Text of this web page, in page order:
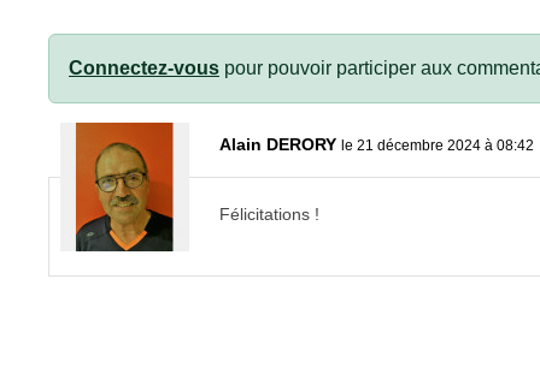
Connectez-vous pour pouvoir participer aux
Alain DERORY le 21 décembre 2024 à 08:42
Félicitations !